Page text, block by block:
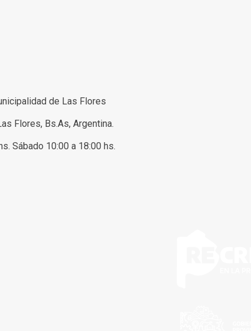
de Las Flores
Flores, Bs.As, Argentina.
Sábado 10:00 a 18:00 hs.